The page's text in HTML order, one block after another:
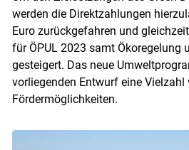
werden die Direktzahlungen
Euro zurückgefahren und
für ÖPUL 2023 samt Ökoregelung
gesteigert. Das neue
vorliegenden Entwurf eine Vielzahl
Fördermöglichkeiten.